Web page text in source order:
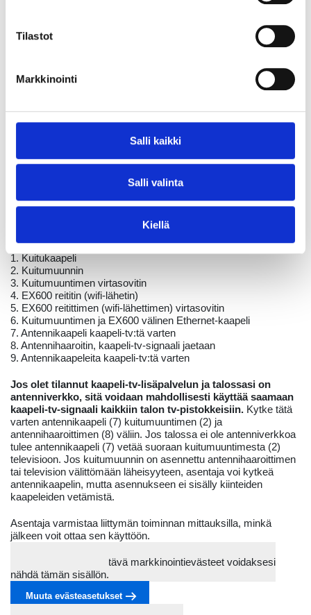
Tilastot
Markkinointi
Salli kaikki
Salli valinta
Kiellä
joten varmistathan, että sinulla on tarpeeksi monta vapaata
sähköpistoketta kytkentäpaikan yhteisyydessä.
1. Kuitukaapeli
2. Kuitumuunnin
3. Kuitumuuntimen virtasovitin
4. EX600 reititin (wifi-lähetin)
5. EX600 reitittimen (wifi-lähettimen) virtasovitin
6. Kuitumuuntimen ja EX600 välinen Ethernet-kaapeli
7. Antennikaapeli kaapeli-tv:tä varten
8. Antennihaaroitin, kaapeli-tv-signaali jaetaan
9. Antennikaapeleita kaapeli-tv:tä varten
Jos olet tilannut kaapeli-tv-lisäpalvelun ja talossasi on
antenniverkko, sitä voidaan mahdollisesti käyttää saamaan
kaapeli-tv-signaali kaikkiin talon tv-pistokkeisiin. Kytke tätä
varten antennikaapeli (7) kuitumuuntimen (2) ja
antennihaaroittimen (8) väliin. Jos talossa ei ole antenniverkkoa
tulee antennikaapeli (7) vetää suoraan kuitumuuntimesta (2)
televisioon. Jos kuitumuunnin on asennettu antennihaaroittimen
tai television välittömään läheisyyteen, asentaja voi kytkeä
antennikaapelin, mutta asennukseen ei sisälly kiinteiden
kaapeleiden vetämistä.
Asentaja varmistaa liittymän toiminnan mittauksilla, minkä
jälkeen voit ottaa sen käyttöön.
Sinun on hyväksyttävä markkinointievästeet voidaksesi
nähdä tämän sisällön.
Muuta evästeasetukset